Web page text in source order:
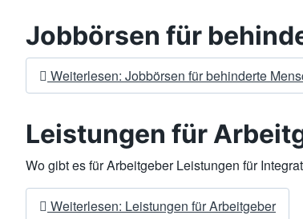
Jobbörsen für
Weiterlesen: Jobbörsen für behinderte
Leistungen für
Wo gibt es für Arbeitgeber Leistungen für
Weiterlesen: Leistungen für Arbeitgeber